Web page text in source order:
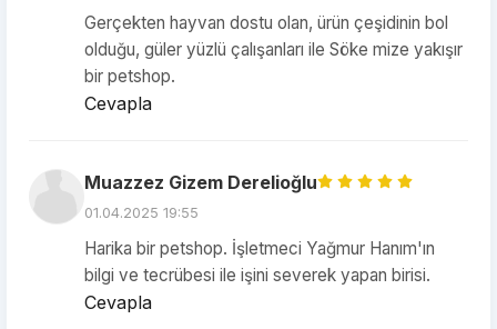
Gerçekten hayvan dostu olan, ürün çeşidinin bol
olduğu, güler yüzlü çalışanları ile Söke mize yakışır
bir petshop.
Cevapla
Muazzez Gizem Derelioğlu
01.04.2025 19:55
Harika bir petshop. İşletmeci Yağmur Hanım'ın
bilgi ve tecrübesi ile işini severek yapan birisi.
Cevapla